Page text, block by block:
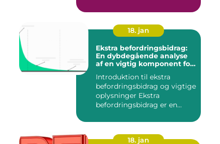
18. jan
Ekstra befordringsbidrag:
En dybdegående analyse
af en vigtig komponent for
Introduktion til ekstra
befordringsbidrag og vigtige
oplysninger Ekstra
befordringsbidrag er en
18. jan